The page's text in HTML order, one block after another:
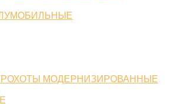
МОДЕРНИЗИРОВАННЫЕ